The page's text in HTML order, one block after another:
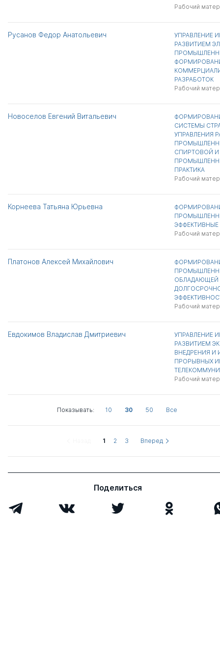
Рабочий
Русанов Федор Анатольевич
УПРАВЛЕНИЕ
РАЗВИТИЕМ
РАЗРАБОТОК
Рабочий
Новоселов Евгений Витальевич
СИСТЕМЫ
УПРАВЛЕНИЯ
СПИРТОВОЙ
ПРАКТИКА
Рабочий
Корнеева Татьяна Юрьевна
Рабочий
Платонов Алексей Михайлович
ОБЛАДАЮЩЕЙ
Рабочий
Евдокимов Владислав Дмитриевич
УПРАВЛЕНИЕ
РАЗВИТИЕМ
ВНЕДРЕНИЯ И
ПРОРЫВНЫХ
Рабочий
Показывать: 10 30 50 Все
1 2 3 Вперед
Поделиться